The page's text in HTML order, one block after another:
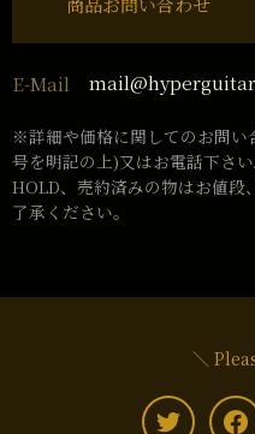
E-Mail
※詳細や価格に関してのお問い
号を明記の上)又はお電話下さ
HOLD、売約済みの物はお値段
了承ください。
＼